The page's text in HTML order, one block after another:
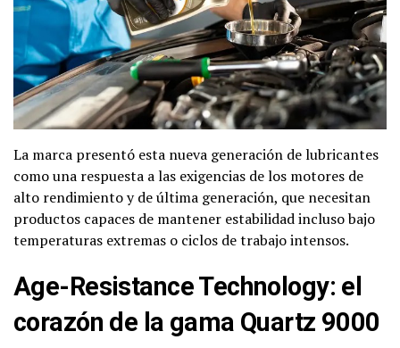
La marca presentó esta nueva generación de lubricantes
como una respuesta a las exigencias de los motores de
alto rendimiento y de última generación, que necesitan
productos capaces de mantener estabilidad incluso bajo
temperaturas extremas o ciclos de trabajo intensos.
Age-Resistance Technology: el
corazón de la gama Quartz 9000